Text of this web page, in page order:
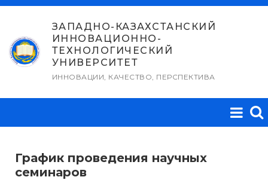
Перейти
содержимому
ЗАПАДНО-КАЗАХСТАНСКИЙ
ИННОВАЦИОННО-
ТЕХНОЛОГИЧЕСКИЙ
УНИВЕРСИТЕТ
ИННОВАЦИИ, КАЧЕСТВО, ПЕРСПЕКТИВА
График проведения научных
семинаров